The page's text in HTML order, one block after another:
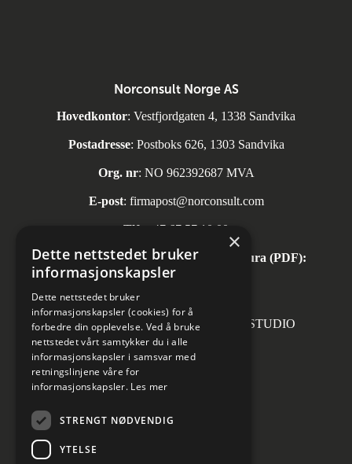
Norconsult Norge AS
Hovedkontor: Vestfjordgaten 4, 1338 Sandvika
Postadresse: Postboks 626, 1303 Sandvika
Org. nr: NO 962392687 MVA
E-post: firmapost@norconsult.com
Tlf: +47 67 57 10 00
Automatisk mottak av inngående faktura (PDF):
invoice.no@norconsult.com
Forsidefoto: RASMUS HJORTSHOJ STUDIO
×
Dette nettstedet bruker
informasjonskapsler
Dette nettstedet bruker
informasjonskapsler (cookies) for å
forbedre din opplevelse. Ved å bruke
nettstedet vårt samtykker du i alle
informasjonskapsler i samsvar med
retningslinjene våre for
informasjonskapsler. Les mer
STRENGT NØDVENDIG
YTELSE